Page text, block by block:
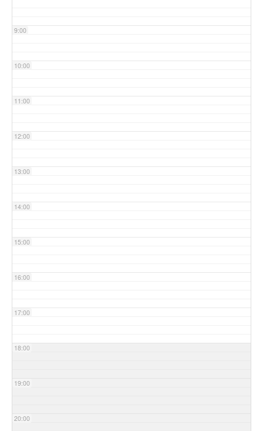
9:00
10:00
11:00
12:00
13:00
14:00
15:00
16:00
17:00
18:00
19:00
20:00